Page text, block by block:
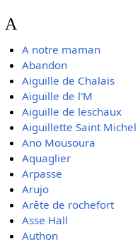
A
A notre maman
Abandon
Aiguille de Chalais
Aiguille de l'M
Aiguille de leschaux
Aiguillette Saint Michel
Ano Mousoura
Aquaglier
Arpasse
Arujo
Arête de rochefort
Asse Hall
Authon